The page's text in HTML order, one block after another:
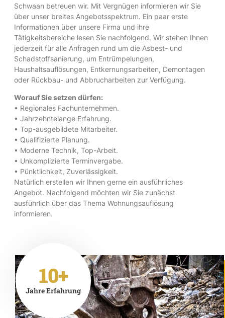
Schwaan betreuen wir. Mit Vergnügen informieren wir Sie
über unser breites Angebotsspektrum. Ein paar erste
Informationen über unsere Firma und ihre
Tätigkeitsbereiche lesen Sie nachfolgend. Wir stehen Ihnen
jederzeit für alle Anfragen rund um die Asbest- und
Schadstoffsanierung, um Entrümpelungen,
Haushaltsauflösungen, Entkernungsarbeiten, Demontagen
oder Rückbau- und Abbrucharbeiten zur Verfügung.
Worauf Sie setzen dürfen:
• Regionales Fachunternehmen.
• Jahrzehntelange Erfahrung.
• Top-ausgebildete Mitarbeiter.
• Qualifizierte Planung.
• Moderne Technik, Top-Arbeit.
• Unkomplizierte Terminvergabe.
• Pünktlichkeit, Zuverlässigkeit.
Natürlich erstellen wir Ihnen gerne ein ausführliches
Angebot. Nachfolgend möchten wir Sie zunächst
ausführlich über das Thema Wohnungsauflösung
informieren.
10+
Jahre Erfahrung